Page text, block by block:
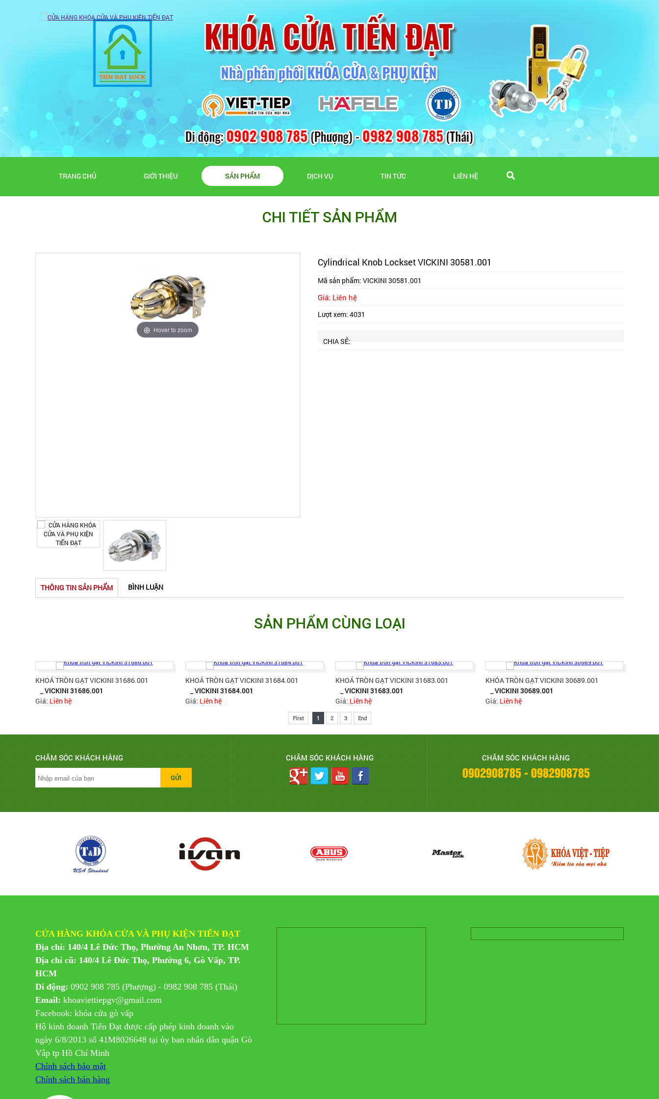
TRANG CHỦ GIỚI THIỆU SẢN PHẨM DỊCH VỤ TIN TỨC LIÊN HỆ
CHI TIẾT SẢN PHẨM
Hover to zoom
Cylindrical Knob Lockset VICKINI 30581.001
Mã sản phẩm: VICKINI 30581.001
Giá: Liên hệ
Lượt xem: 4031
CHIA SẺ:
THÔNG TIN SẢN PHẨM BÌNH LUẬN
SẢN PHẨM CÙNG LOẠI
KHOÁ TRÒN GẠT VICKINI 31686.001
_ VICKINI 31686.001
Giá: Liên hệ
KHOÁ TRÒN GẠT VICKINI 31684.001
_ VICKINI 31684.001
Giá: Liên hệ
KHOÁ TRÒN GẠT VICKINI 31683.001
_ VICKINI 31683.001
Giá: Liên hệ
KHÓA TRÒN GẠT VICKINI 30689.001
_ VICKINI 30689.001
Giá: Liên hệ
First 1 2 3 End
CHĂM SÓC KHÁCH HÀNG CHĂM SÓC KHÁCH HÀNG CHĂM SÓC KHÁCH HÀNG
0902908785 - 0982908785
CỬA HÀNG KHÓA CỬA VÀ PHỤ KIỆN TIẾN ĐẠT
Địa chỉ: 140/4 Lê Đức Thọ, Phường An Nhơn, TP. HCM
Địa chỉ cũ: 140/4 Lê Đức Thọ, Phường 6, Gò Vấp, TP.
HCM
Di động: 0902 908 785 (Phượng) - 0982 908 785 (Thái)
Email: khoaviettiepgv@gmail.com
Facebook: khóa cửa gò vấp
Hộ kinh doanh Tiến Đạt được cấp phép kinh doanh vào
ngày 6/8/2013 số 41M8026648 tại ủy ban nhân dân quận Gò
Vâp tp Hồ Chí Minh
Chính sách bảo mật
Chính sách bán hàng